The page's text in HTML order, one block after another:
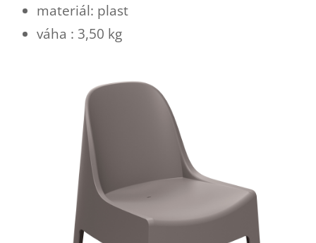
materiál: plast
váha : 3,50 kg